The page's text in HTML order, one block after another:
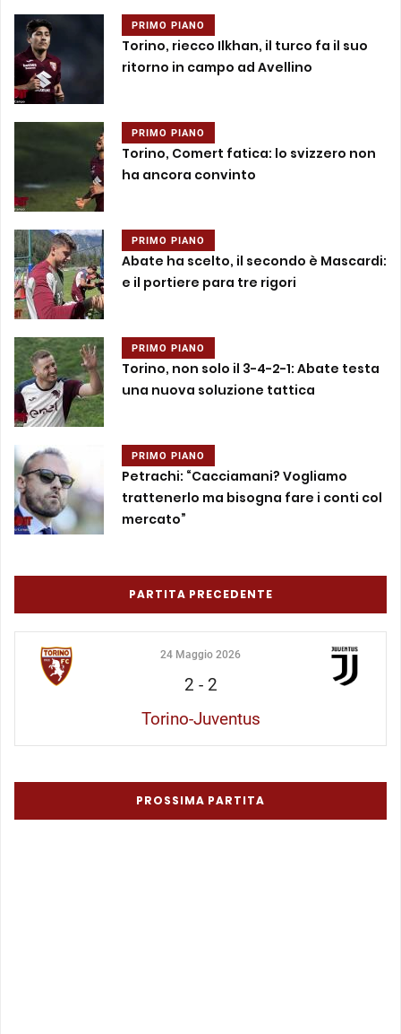
PRIMO PIANO
Torino, riecco Ilkhan, il turco fa il suo
ritorno in campo ad Avellino
PRIMO PIANO
Torino, Comert fatica: lo svizzero non
ha ancora convinto
PRIMO PIANO
Abate ha scelto, il secondo è Mascardi:
e il portiere para tre rigori
PRIMO PIANO
Torino, non solo il 3-4-2-1: Abate testa
una nuova soluzione tattica
PRIMO PIANO
Petrachi: “Cacciamani? Vogliamo
trattenerlo ma bisogna fare i conti col
mercato”
PARTITA PRECEDENTE
24 Maggio 2026
2 - 2
Torino-Juventus
PROSSIMA PARTITA